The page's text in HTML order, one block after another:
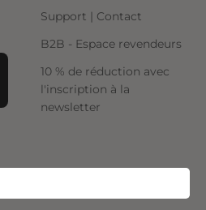
Support | Contact
B2B - Espace revendeurs
10 % de réduction avec
l'inscription à la
newsletter